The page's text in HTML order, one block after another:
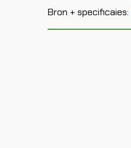
Bron + specificaies: